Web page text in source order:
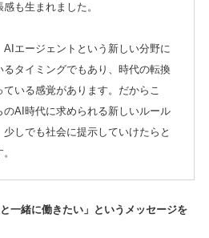
も生まれました。
AIエージェントという新しい分野に
るタイミングでもあり、時代の転換
ている感覚があります。だからこ
のAI時代に求められる新しいルール
少しでも社会に提示していけたらと
一緒に働きたい」というメッセージを